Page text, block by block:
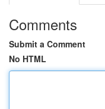
Comments
Submit a Comment
No HTML